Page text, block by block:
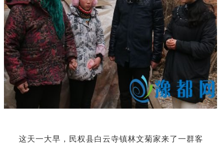
这天一大早，民权县白云寺镇林文菊家来了一群客